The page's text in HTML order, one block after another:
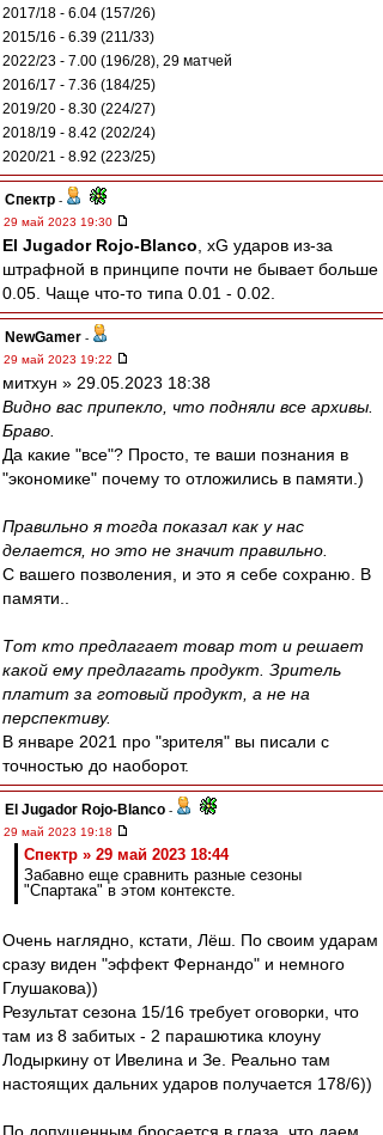
2017/18 - 6.04 (157/26)
2015/16 - 6.39 (211/33)
2022/23 - 7.00 (196/28), 29 матчей
2016/17 - 7.36 (184/25)
2019/20 - 8.30 (224/27)
2018/19 - 8.42 (202/24)
2020/21 - 8.92 (223/25)
Спектр -
29 май 2023 19:30
El Jugador Rojo-Blanco , xG ударов из-за
штрафной в принципе почти не бывает больше
0.05. Чаще что-то типа 0.01 - 0.02.
NewGamer -
29 май 2023 19:22
митхун » 29.05.2023 18:38
Видно вас припекло, что подняли все архивы.
Браво.
Да какие "все"? Просто, те ваши познания в
"экономике" почему то отложились в памяти.)
Правильно я тогда показал как у нас
делается, но это не значит правильно.
С вашего позволения, и это я себе сохраню. В
памяти..
Тот кто предлагает товар тот и решает
какой ему предлагать продукт. Зритель
платит за готовый продукт, а не на
перспективу.
В январе 2021 про "зрителя" вы писали с
точностью до наоборот.
El Jugador Rojo-Blanco -
29 май 2023 19:18
Спектр » 29 май 2023 18:44
Забавно еще сравнить разные сезоны
"Спартака" в этом контексте.
Очень наглядно, кстати, Лёш. По своим ударам
сразу виден "эффект Фернандо" и немного
Глушакова))
Результат сезона 15/16 требует оговорки, что
там из 8 забитых - 2 парашютика клоуну
Лодыркину от Ивелина и Зе. Реально там
настоящих дальних ударов получается 178/6))